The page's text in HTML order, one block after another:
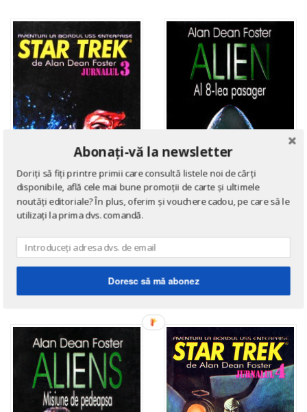
SCIENCE FICTION
Star Trek 3
Alan Dean Foster de
Abonați-vă la newsletter
Doriți să fiți printre primii care consultă listele noi de cărți
disponibile, află cele mai bune promoții de carte și ultimele
noutăți editoriale? În plus, oferim și vouchere cadou, pe care să le
utilizați la prima dvs. comandă.
Doresc să mă abonez